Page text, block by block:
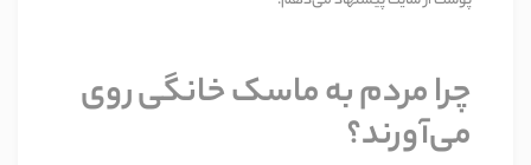
چرا مردم به ماسک خانگی روی
می‌آورند؟